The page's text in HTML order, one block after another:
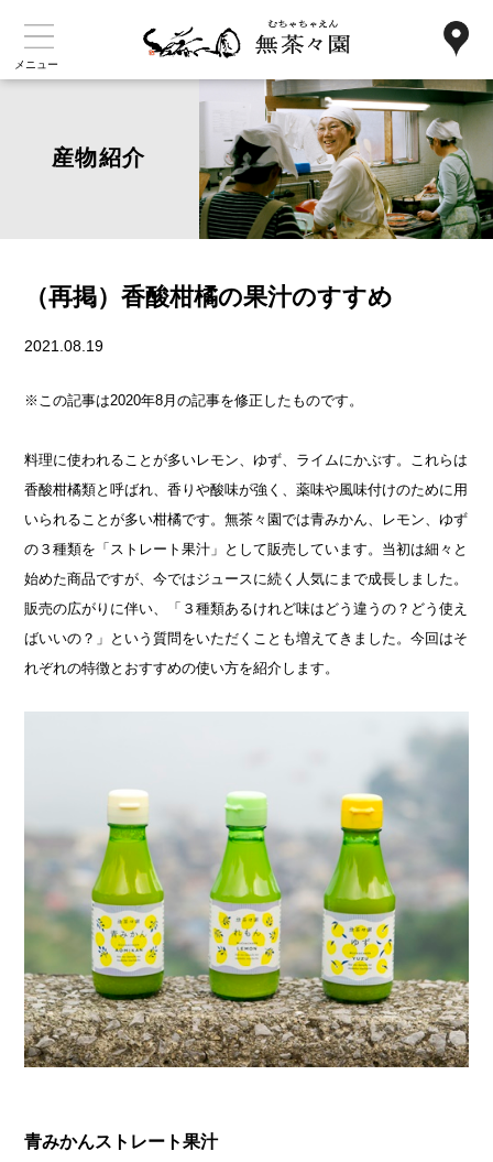
メニュー
産物紹介
（再掲）香酸柑橘の果汁のすすめ
2021.08.19
※この記事は2020年8月の記事を修正したものです。
料理に使われることが多いレモン、ゆず、ライムにかぶす。これらは
香酸柑橘類と呼ばれ、香りや酸味が強く、薬味や風味付けのために用
いられることが多い柑橘です。無茶々園では青みかん、レモン、ゆず
の３種類を「ストレート果汁」として販売しています。当初は細々と
始めた商品ですが、今ではジュースに続く人気にまで成長しました。
販売の広がりに伴い、「３種類あるけれど味はどう違うの？どう使え
ばいいの？」という質問をいただくことも増えてきました。今回はそ
れぞれの特徴とおすすめの使い方を紹介します。
青みかんストレート果汁